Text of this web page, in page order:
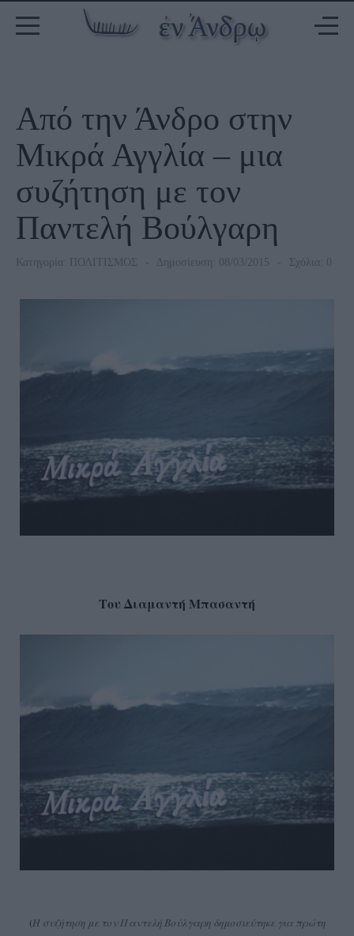
Από την Άνδρο στην
Μικρά Αγγλία – μια
συζήτηση με τον
Παντελή Βούλγαρη
Κατηγορία: ΠΟΛΙΤΙΣΜΟΣ Δημοσίευση: 08/03/2015 Σχόλια: 0
Του Διαμαντή Μπασαντή
(Η συζήτηση με τον Παντελή Βούλγαρη δημοσιεύτηκε για πρώτη